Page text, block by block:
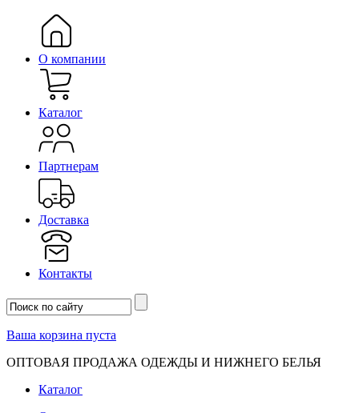
О компании
Каталог
Партнерам
Доставка
Контакты
Ваша корзина пуста
ОПТОВАЯ ПРОДАЖА ОДЕЖДЫ И НИЖНЕГО БЕЛЬЯ
Каталог